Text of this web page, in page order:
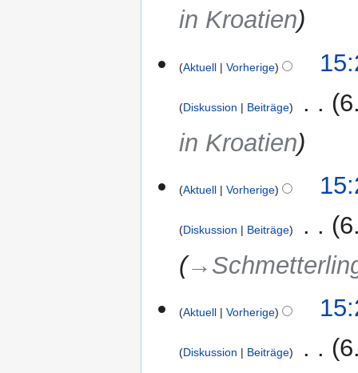
in Kroatien
Aktuell Vorherige
Diskussion Beiträge
in Kroatien
Aktuell Vorherige
Diskussion Beiträge
Aktuell Vorherige
Diskussion Beiträge